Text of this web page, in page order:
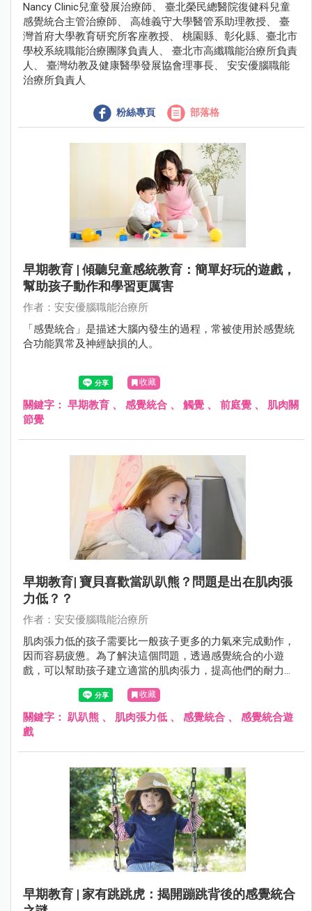
Nancy Clinic兒童發展治療師、 臺北榮民總醫院復健科兒童
感覺統合主管治療師、 高雄義守大學醫管系助理教授、 臺
灣首府大學教育研究所客座教授、 桃園縣、彰化縣、臺北市
學校系統職能治療團隊負責人、 臺北市高纖職能治療所負責
人、 臺灣幼教及健康醫學發展協會理事長、 安安優腦職能
治療所負責人
粉絲專頁 部落格
早期教育 | 傾聽兒童感統教育：簡單好玩的遊戲，
幫助孩子動作和學習更厲害
作者：安安優腦職能治療所
「感覺統合」是描述大腦內發生的過程，常被使用於感覺統
合功能異常及神經缺損的人。
收藏
關鍵字： 早期教育 、 感覺統合 、 觸覺 、 前庭覺 、 肌肉關
節覺
早期教育| 寶貝喜歡當趴趴熊？問題是出在肌肉張
力低？？
作者：安安優腦職能治療所
肌肉張力低的孩子需要比一般孩子更多的力氣來完成動作，
因而容易疲憊。為了解決這個問題，透過感覺統合的小遊
戲，可以幫助孩子建立適當的肌肉張力，提高他們的耐力和
身體穩定度。
收藏
關鍵字： 趴趴熊 、 肌肉張力低 、 感覺統合 、 感覺統合遊
戲
早期教育 | 家有跳跳虎：揭開蹦跳背後的感覺統合